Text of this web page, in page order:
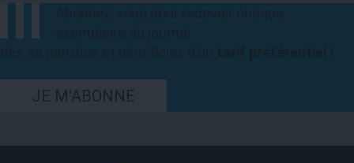
JE M'ABONNE